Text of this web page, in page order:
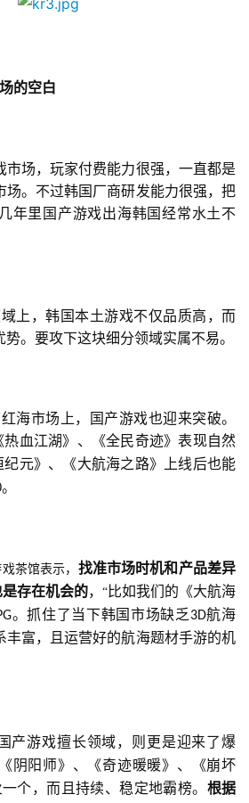
的空白
市场，玩家付费能力很强，一直都是
场。不过韩国厂商研发能力很强，把
年里国产游戏出海韩国经常水土不
上，韩国本土游戏不仅品质高，而
。要攻下这块细分领域实属不易。
海市场上，国产游戏也迎来突破。
热血江湖》、《全民奇迹》表现自然
纪元》、《大航海之路》上线后也能
。
茶馆表示， 找准市场时机和产品差异
存在机会的， “ 比如我们的《大航海
。抓住了当下韩国市场缺乏 3D航海
丰富，且运营好的航海题材手游的机
产游戏擅长领域，则更是迎来了爆
阴阳师》、《奇迹暖暖》、《崩坏
个，而且持续、稳定地霸榜。 根据